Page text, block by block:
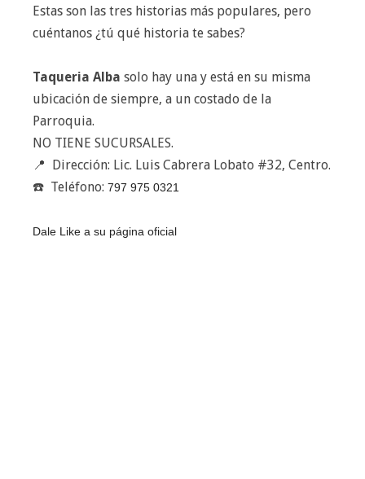
Estas son las tres historias más populares, pero
cuéntanos ¿tú qué historia te sabes?
Taqueria Alba solo hay una y está en su misma
ubicación de siempre, a un costado de la
Parroquia.
NO TIENE SUCURSALES.
📍  Dirección: Lic. Luis Cabrera Lobato #32, Centro.
☎️  Teléfono: 797 975 0321
Dale Like a su página oficial